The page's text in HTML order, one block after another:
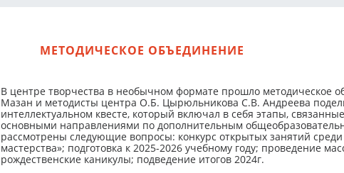
МЕТОДИЧЕСКОЕ ОБЪЕДИНЕНИЕ
В центре творчества в необычном формате прошло методическое
Мазан и методисты центра О.Б. Цырюльникова С.В. Андреева
интеллектуальном квесте, который включал в себя этапы,
основными направлениями по дополнительным
рассмотрены следующие вопросы: конкурс открытых занятий
мастерства»; подготовка к 2025-2026 учебному году; проведение
рождественские каникулы; подведение итогов 2024г.